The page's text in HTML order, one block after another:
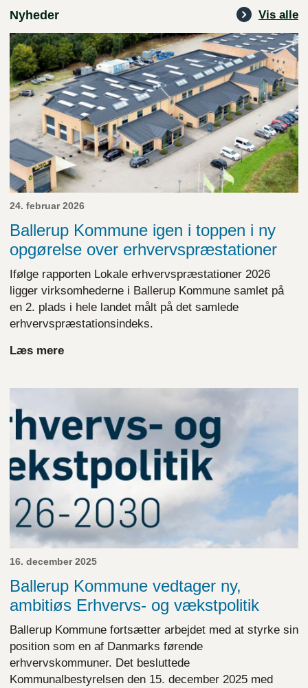
Nyheder Vis alle
24. februar 2026
Ballerup Kommune igen i toppen i ny
opgørelse over erhvervspræstationer
Ifølge rapporten Lokale erhvervspræstationer 2026
ligger virksomhederne i Ballerup Kommune samlet på
en 2. plads i hele landet målt på det samlede
erhvervspræstationsindeks.
Læs mere
16. december 2025
Ballerup Kommune vedtager ny,
ambitiøs Erhvervs- og vækstpolitik
Ballerup Kommune fortsætter arbejdet med at styrke sin
position som en af Danmarks førende
erhvervskommuner. Det besluttede
Kommunalbestyrelsen den 15. december 2025 med